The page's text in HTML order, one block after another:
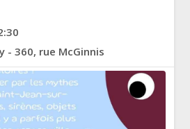
- 360, rue McGinnis